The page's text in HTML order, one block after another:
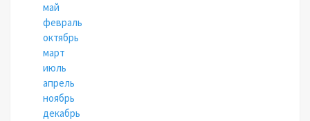
май
февраль
октябрь
март
июль
апрель
ноябрь
декабрь